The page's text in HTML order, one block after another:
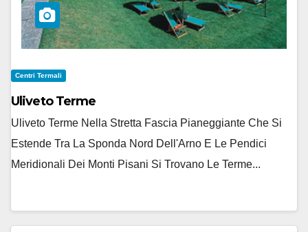
Centri Termali
Uliveto Terme
Uliveto Terme Nella Stretta Fascia Pianeggiante Che Si
Estende Tra La Sponda Nord Dell'Arno E Le Pendici
Meridionali Dei Monti Pisani Si Trovano Le Terme...